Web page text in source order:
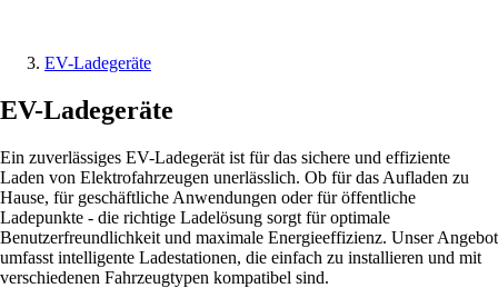
EV-Ladegeräte
EV-Ladegeräte
Ein zuverlässiges EV-Ladegerät ist für das sichere und effiziente
Laden von Elektrofahrzeugen unerlässlich. Ob für das Aufladen zu
Hause, für geschäftliche Anwendungen oder für öffentliche
Ladepunkte - die richtige Ladelösung sorgt für optimale
Benutzerfreundlichkeit und maximale Energieeffizienz. Unser Angebot
umfasst intelligente Ladestationen, die einfach zu installieren und mit
verschiedenen Fahrzeugtypen kompatibel sind.